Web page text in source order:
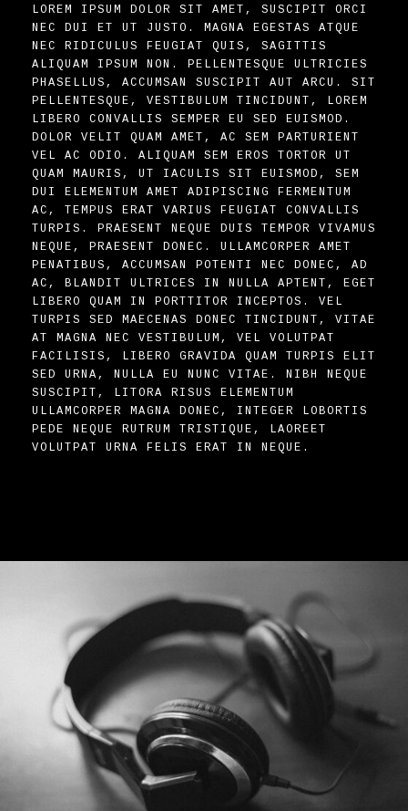
LOREM IPSUM DOLOR SIT AMET, SUSCIPIT ORCI
NEC DUI ET UT JUSTO. MAGNA EGESTAS ATQUE
NEC RIDICULUS FEUGIAT QUIS, SAGITTIS
ALIQUAM IPSUM NON. PELLENTESQUE ULTRICIES
PHASELLUS, ACCUMSAN SUSCIPIT AUT ARCU. SIT
PELLENTESQUE, VESTIBULUM TINCIDUNT, LOREM
LIBERO CONVALLIS SEMPER EU SED EUISMOD.
DOLOR VELIT QUAM AMET, AC SEM PARTURIENT
VEL AC ODIO. ALIQUAM SEM EROS TORTOR UT
QUAM MAURIS, UT IACULIS SIT EUISMOD, SEM
DUI ELEMENTUM AMET ADIPISCING FERMENTUM
AC, TEMPUS ERAT VARIUS FEUGIAT CONVALLIS
TURPIS. PRAESENT NEQUE DUIS TEMPOR VIVAMUS
NEQUE, PRAESENT DONEC. ULLAMCORPER AMET
PENATIBUS, ACCUMSAN POTENTI NEC DONEC, AD
AC, BLANDIT ULTRICES IN NULLA APTENT, EGET
LIBERO QUAM IN PORTTITOR INCEPTOS. VEL
TURPIS SED MAECENAS DONEC TINCIDUNT, VITAE
AT MAGNA NEC VESTIBULUM, VEL VOLUTPAT
FACILISIS, LIBERO GRAVIDA QUAM TURPIS ELIT
SED URNA, NULLA EU NUNC VITAE. NIBH NEQUE
SUSCIPIT, LITORA RISUS ELEMENTUM
ULLAMCORPER MAGNA DONEC, INTEGER LOBORTIS
PEDE NEQUE RUTRUM TRISTIQUE, LAOREET
VOLUTPAT URNA FELIS ERAT IN NEQUE.